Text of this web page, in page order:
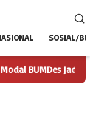
SOSIAL/
BUMDes Jadi